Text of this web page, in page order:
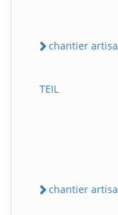
chantier
TEIL
chantier